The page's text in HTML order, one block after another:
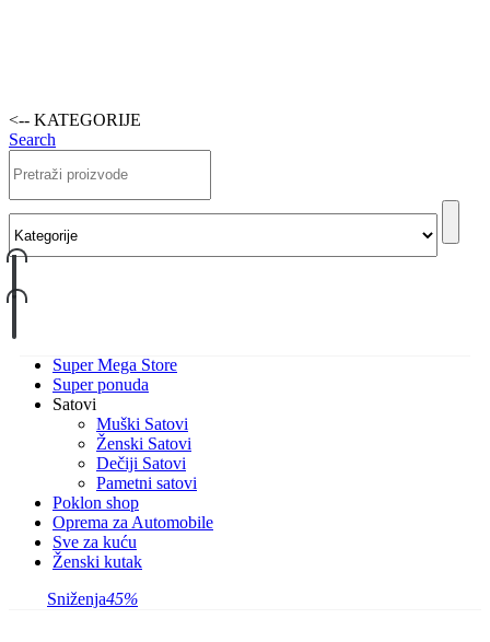
<-- KATEGORIJE
Search
Super Mega Store
Super ponuda
Satovi
Muški Satovi
Ženski Satovi
Dečiji Satovi
Pametni satovi
Poklon shop
Oprema za Automobile
Sve za kuću
Ženski kutak
Sniženja45%